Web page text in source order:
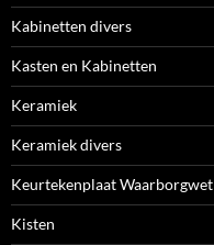
Kabinetten divers
Kasten en Kabinetten
Keramiek
Keramiek divers
Keurtekenplaat Waarborgwet
Kisten